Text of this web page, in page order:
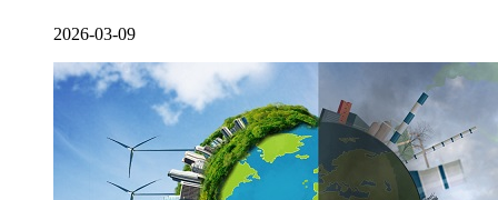
2026-03-09